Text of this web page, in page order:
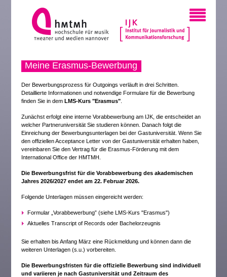
Meine Erasmus-Bewerbung
Der Bewerbungsprozess für Outgoings verläuft in drei Schritten.
Detaillierte Informationen und notwendige Formulare für die Bewerbung
finden Sie in demLMS-Kurs "Erasmus"
Zunächst erfolgt eine interne Vorabbewerbung am IJK, die entscheidet an
welcher Partneruniversität Sie studieren können. Danach folgt die
Einreichung der Bewerbungsunterlagen bei der Gastuniversität. Wenn Sie
den offiziellen Acceptance Letter von der Gastuniversität erhalten haben,
vereinbaren Sie den Vertrag für die Erasmus-Förderung mit dem
International Office der HMTMH.
Die Bewerbungsfrist für die Vorabbewerbung des akademischen
Jahres 2026/2027 endet am 22. Februar 2026.
Folgende Unterlagen müssen eingereicht werden:
Formular „Vorabbewerbung” (siehe LMS-Kurs "Erasmus")
Aktuelles Transcript of Records oder Bachelorzeugnis
Sie erhalten bis Anfang März eine Rückmeldung und können dann die
weiteren Unterlagen (s.u.) vorbereiten.
Die Bewerbungsfristen für die offizielle Bewerbung sind individuell
und variieren je nach Gastuniversität und Zeitraum des